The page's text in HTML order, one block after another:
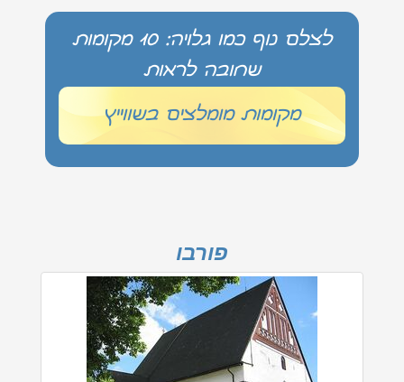
לצלם נוף כמו גלויה: 10 מקומות
שחובה לראות
מקומות מומלצים בשווייץ
פורבו